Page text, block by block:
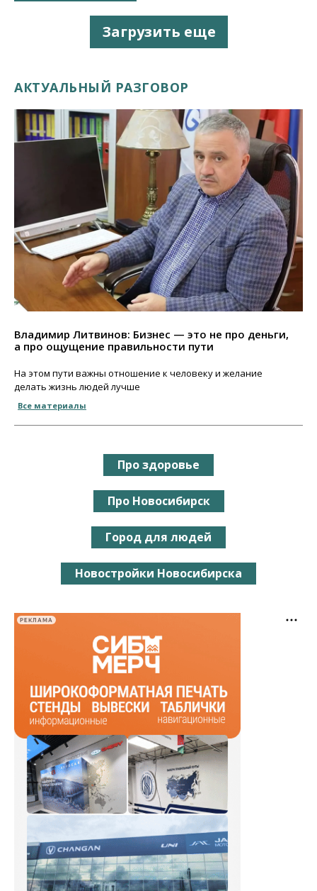
Загрузить еще
АКТУАЛЬНЫЙ РАЗГОВОР
Владимир Литвинов: Бизнес — это не про деньги,
а про ощущение правильности пути
На этом пути важны отношение к человеку и желание
делать жизнь людей лучше
Все материалы
Про здоровье
Про Новосибирск
Город для людей
Новостройки Новосибирска
РЕКЛАМА